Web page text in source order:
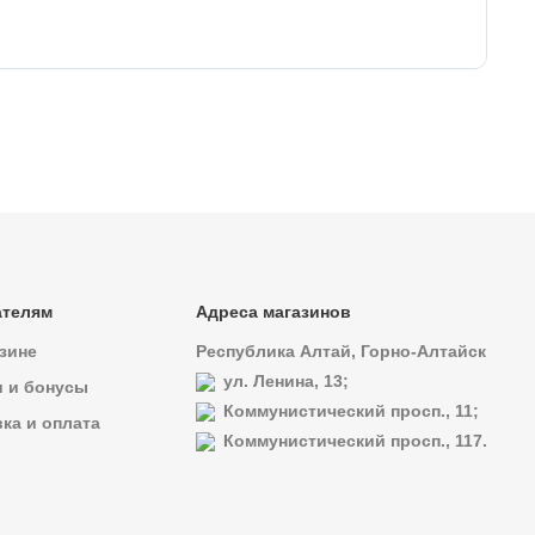
и бонусы
и оплата
Адреса магазинов
Республика Алтай, Горно-Алтайск
ул. Ленина, 13;
Коммунистический просп., 11;
Коммунистический просп., 117.